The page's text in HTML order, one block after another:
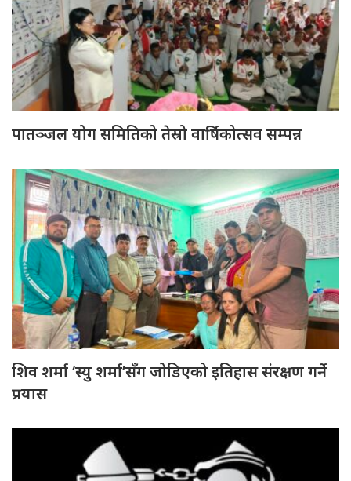
पातञ्जल योग समितिको तेस्रो वार्षिकोत्सव सम्पन्न
शिव शर्मा ‘स्यु शर्मा’सँग जोडिएको इतिहास संरक्षण गर्ने
प्रयास